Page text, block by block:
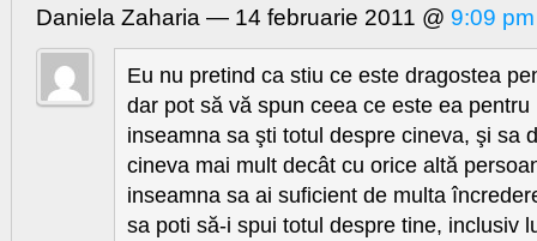
Daniela Zaharia — 14 februarie 2011 @ 9:09 pm
Eu nu pretind ca stiu ce este dragostea
dar pot să vă spun ceea ce este ea
inseamna sa şti totul despre cineva, şi sa
cineva mai mult decât cu orice altă
inseamna sa ai suficient de multa
sa poti să-i spui totul despre tine, inclusiv